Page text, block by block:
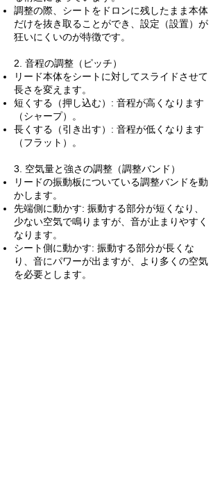
調整の際、シートをドロンに残したまま本体
だけを抜き取ることができ、設定（設置）が
狂いにくいのが特徴です。
2. 音程の調整（ピッチ）
リード本体をシートに対してスライドさせて
長さを変えます。
短くする（押し込む）: 音程が高くなります
（シャープ）。
長くする（引き出す）: 音程が低くなります
（フラット）。
3. 空気量と強さの調整（調整バンド）
リードの振動板についている調整バンドを動
かします。
先端側に動かす: 振動する部分が短くなり、
少ない空気で鳴りますが、音が止まりやすく
なります。
シート側に動かす: 振動する部分が長くな
り、音にパワーが出ますが、より多くの空気
を必要とします。